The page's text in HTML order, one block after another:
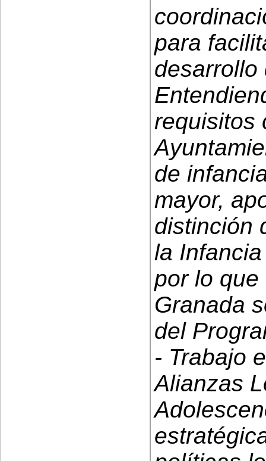
para
desarrollo
requisitos
de
mayor,
distinción
la
por lo que
Granada
del
- Trabajo
Alianzas